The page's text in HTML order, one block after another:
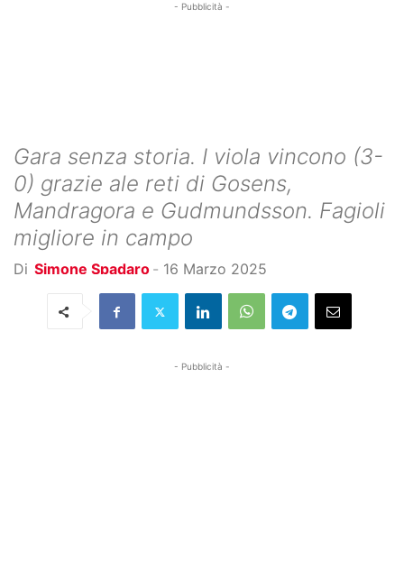
- Pubblicità -
Gara senza storia. I viola vincono (3-
0) grazie ale reti di Gosens,
Mandragora e Gudmundsson. Fagioli
migliore in campo
Di Simone Spadaro - 16 Marzo 2025
- Pubblicità -